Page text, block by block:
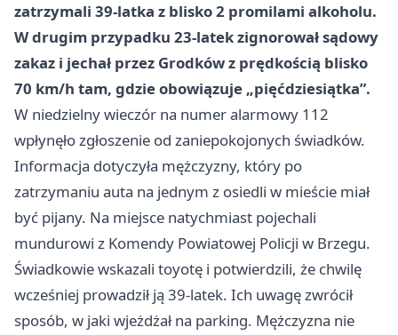
zatrzymali 39-latka z blisko 2 promilami alkoholu.
W drugim przypadku 23-latek zignorował sądowy
zakaz i jechał przez Grodków z prędkością blisko
70 km/h tam, gdzie obowiązuje „pięćdziesiątka”.
W niedzielny wieczór na numer alarmowy 112
wpłynęło zgłoszenie od zaniepokojonych świadków.
Informacja dotyczyła mężczyzny, który po
zatrzymaniu auta na jednym z osiedli w mieście miał
być pijany. Na miejsce natychmiast pojechali
mundurowi z Komendy Powiatowej Policji w Brzegu.
Świadkowie wskazali toyotę i potwierdzili, że chwilę
wcześniej prowadził ją 39-latek. Ich uwagę zwrócił
sposób, w jaki wjeżdżał na parking. Mężczyzna nie